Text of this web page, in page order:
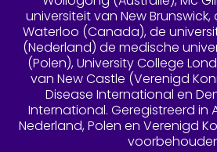
universiteit van New
Waterloo (Canada), de
(Nederland) de medische
(Polen), University College
van New Castle (Verenigd
Disease International en
International. Geregistreerd in
Nederland, Polen en Verenigd